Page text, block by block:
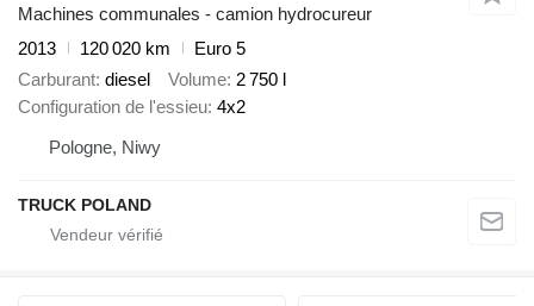
Machines communales - camion hydrocureur
2013
120 020 km
Euro 5
Carburant diesel Volume 2 750 l
Configuration de l'essieu 4x2
Pologne, Niwy
TRUCK POLAND